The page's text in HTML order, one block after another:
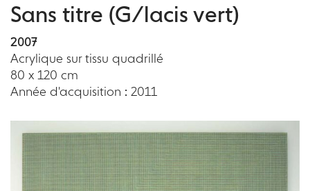
content
Sans titre (G/lacis vert)
2007
Acrylique sur tissu quadrillé
80 x 120 cm
Année d'acquisition : 2011